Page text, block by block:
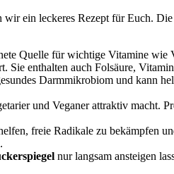
ein leckeres Rezept für Euch.
Quelle für wichtige Vitamine
Sie enthalten auch Folsäure,
Darmmikrobiom und kann
und Veganer attraktiv macht.
freie Radikale zu bekämpfen
nur langsam ansteigen